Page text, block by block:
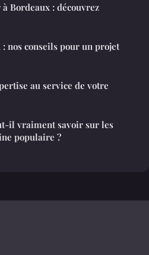
Bordeaux : découvrez
nos conseils pour un projet
au service de votre
il vraiment savoir sur les
populaire ?